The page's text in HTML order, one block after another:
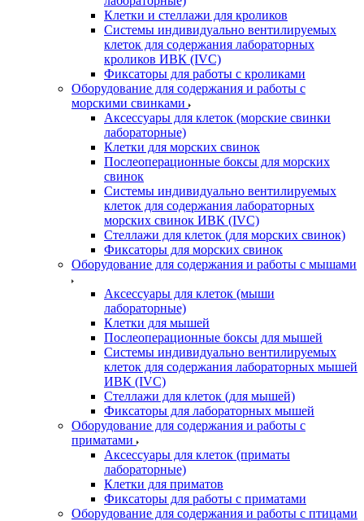
Клетки и стеллажи для кроликов
Системы индивидуально вентилируемых
клеток для содержания лабораторных
кроликов ИВК (IVC)
Фиксаторы для работы с кроликами
Оборудование для содержания и работы с
морскими свинками
Аксессуары для клеток (морские свинки
лабораторные)
Клетки для морских свинок
Послеоперационные боксы для морских
свинок
Системы индивидуально вентилируемых
клеток для содержания лабораторных
морских свинок ИВК (IVC)
Стеллажи для клеток (для морских свинок)
Фиксаторы для морских свинок
Оборудование для содержания и работы с мышами
Аксессуары для клеток (мыши
лабораторные)
Клетки для мышей
Послеоперационные боксы для мышей
Системы индивидуально вентилируемых
клеток для содержания лабораторных мышей
ИВК (IVC)
Стеллажи для клеток (для мышей)
Фиксаторы для лабораторных мышей
Оборудование для содержания и работы с
приматами
Аксессуары для клеток (приматы
лабораторные)
Клетки для приматов
Фиксаторы для работы с приматами
Оборудование для содержания и работы с птицами